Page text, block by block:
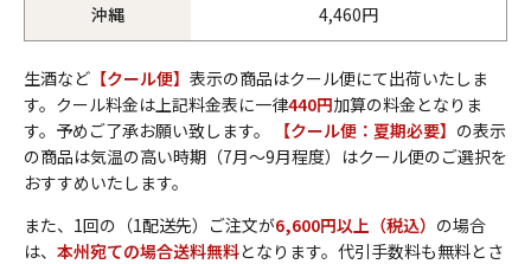
沖縄 4,460円
生酒など 【クール便】 表示の商品はクール便にて出荷いたしま
す。クール料金は上記料金表に一律440円加算の料金となりま
す。予めご了承お願い致します。
【クール便：夏期必要】 の表示
の商品は気温の高い時期（7月～9月程度）はクール便のご選択を
おすすめいたします。
また、1回の（1配送先）ご注文が6,600円以上（税込） の場合
は、 本州宛ての場合送料無料となります。代引手数料も無料とさ